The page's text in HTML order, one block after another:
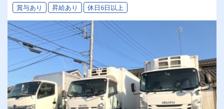
賞与あり 昇給あり 休日6日以上